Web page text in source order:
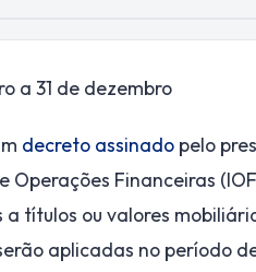
a 31 de dezembro
decreto assinado pelo
Financeiras
títulos ou valores
aplicadas no período